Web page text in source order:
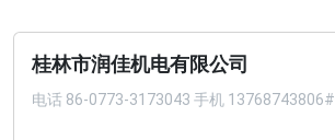
桂林市润佳机电有限公司
电话 86-0773-3173043 手机 13768743806#